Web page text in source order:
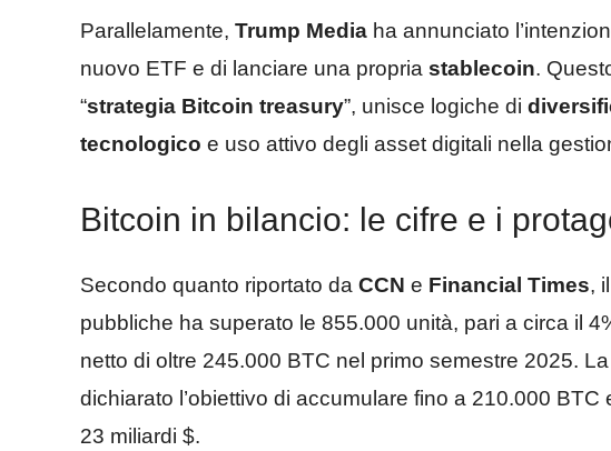
Parallelamente, Trump Media ha annunciato
nuovo ETF e di lanciare una propria stablecoin.
“strategia Bitcoin treasury”, unisce logiche di
tecnologico e uso attivo degli asset digitali nella
Bitcoin in bilancio: le cifre e i
Secondo quanto riportato da CCN e Financial Times,
pubbliche ha superato le 855.000 unità, pari a circa il
netto di oltre 245.000 BTC nel primo semestre 2025.
dichiarato l’obiettivo di accumulare fino a 210.000
23 miliardi $.